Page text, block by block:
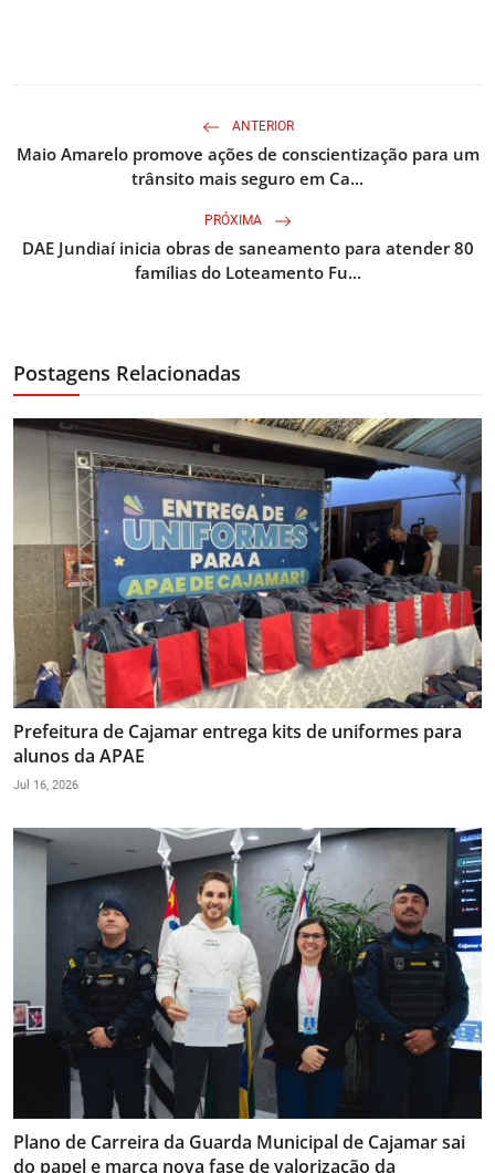
ANTERIOR
Maio Amarelo promove ações de conscientização para um
trânsito mais seguro em Ca...
PRÓXIMA
DAE Jundiaí inicia obras de saneamento para atender 80
famílias do Loteamento Fu...
Postagens Relacionadas
Prefeitura de Cajamar entrega kits de uniformes para
alunos da APAE
Jul 16, 2026
Plano de Carreira da Guarda Municipal de Cajamar sai
do papel e marca nova fase de valorização da